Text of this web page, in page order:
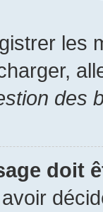
des
doit
avoir